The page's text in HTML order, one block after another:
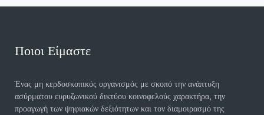
Ποιοι Είμαστε
Ένας μη κερδοσκοπικός οργανισμός με σκοπό την ανάπτυξη
ασύρματου ευρυζωνικού δικτύου κοινοφελούς χαρακτήρα, την